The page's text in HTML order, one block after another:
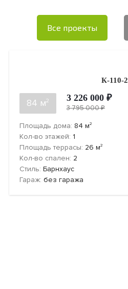
Все проекты
К-110-2
84 м2 3 226 000 ₽
3 795 000 ₽
Площадь дома: 84 м2
Кол-во этажей: 1
Площадь террасы: 26 м2
Кол-во спален: 2
Стиль: Барнхаус
Гараж: без гаража